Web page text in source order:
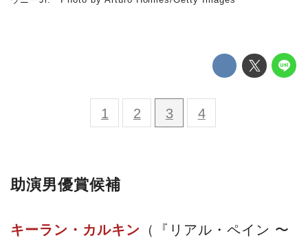
1 2 3 4
助演男優賞候補
キーラン・カルキン （『リアル・ペイン 〜